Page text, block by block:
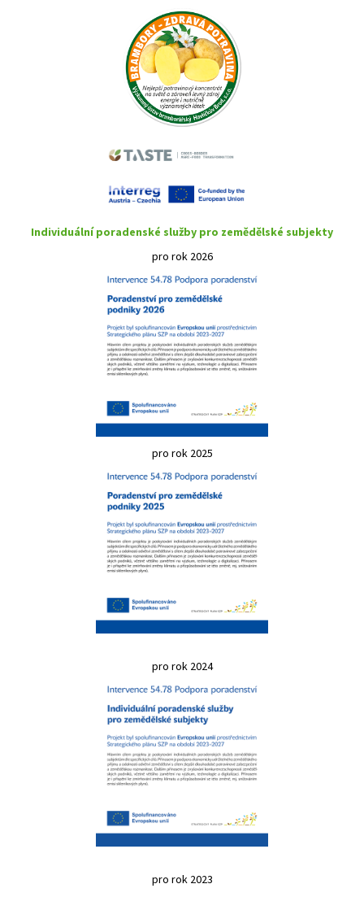
Individuální poradenské služby pro zemědělské subjekty
pro rok 2026
pro rok 2025
pro rok 2024
pro rok 2023